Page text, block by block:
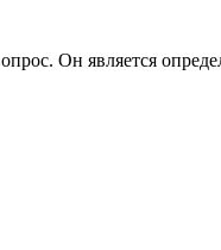
Он является